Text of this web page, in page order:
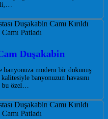
Duşakabin
modern bir dokunuş
banyonuzun havasını
bu özel…